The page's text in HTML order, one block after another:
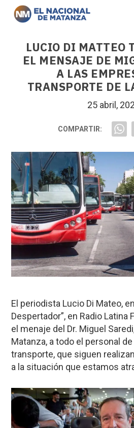
LUCIO DI MATTEO
EL MENSAJE DE
A LAS
TRANSPORTE DE
25 abril,
COMPARTIR:
El periodista Lucio Di Mateo,
Despertador”, en Radio Latina
el menaje del Dr. Miguel
Matanza, a todo el personal
transporte, que siguen
a la situación que estamos